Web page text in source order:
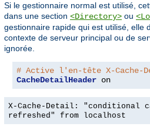
Si le gestionnaire normal est utilisé,
dans une section <Directory> ou
gestionnaire rapide qui est utilisé, elle
contexte de serveur principal ou de
ignorée.
# Active l'en-tête X-Cache-
CacheDetailHeader on
X-Cache-Detail: "conditional
refreshed" from localhost